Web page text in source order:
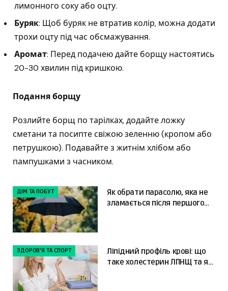
лимонного соку або оцту.
Буряк: Щоб буряк не втратив колір, можна додати
трохи оцту під час обсмажування.
Аромат: Перед подачею дайте борщу настоятись
20-30 хвилин під кришкою.
Подання борщу
Розлийте борщ по тарілках, додайте ложку
сметани та посипте свіжою зеленню (кропом або
петрушкою). Подавайте з житнім хлібом або
пампушками з часником.
ДІМ ТА ПОБУТ
Як обрати парасолю, яка не
зламається після першого
ЗДОРОВ'Я ТА СПОРТ
Ліпідний профіль крові: що
таке холестерин ЛПНЩ та як